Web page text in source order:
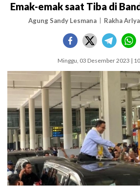
Emak-emak saat Tiba di
Agung Sandy Lesmana Rakha
Minggu, 03 Desember 2023 |